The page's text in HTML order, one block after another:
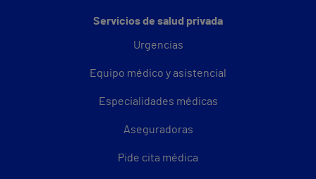
Servicios de salud privada
Urgencias
Equipo médico y asistencial
Especialidades médicas
Aseguradoras
Pide cita médica